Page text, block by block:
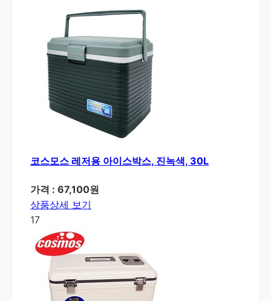
코스모스 레저용 아이스박스, 진녹색, 30L
가격 : 67,100원
상품상세 보기
17